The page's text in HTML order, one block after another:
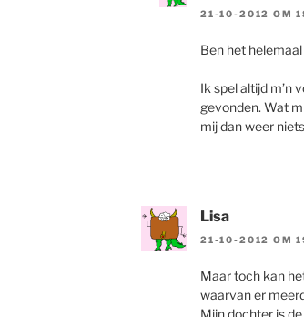
21-10-2012 OM
Ben het
Ik spel altijd m’n
gevonden. Wat
mij dan weer
Lisa
21-10-2012 OM
Maar toch kan
waarvan er